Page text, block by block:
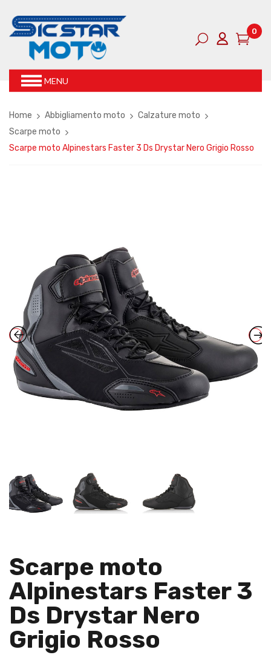
0
MENU
Home Abbigliamento moto
Calzature moto
Scarpe moto
Scarpe moto Alpinestars Faster 3 Ds Drystar Nero Grigio Rosso
Scarpe moto
Alpinestars Faster 3
Ds Drystar Nero
Grigio Rosso